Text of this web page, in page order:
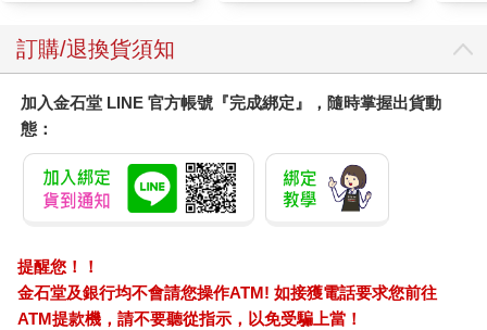
★南極★
◎航海日記：世界上最後一塊淨土
旅遊日期：2016/03/02～2016/03/11
【Winny畫重點】
．南極是全世界第五大洲，擁有地球上最寒冷，最乾燥的氣候。
．南極旅遊季節是十一月至三月。
．須通過全世界最險峻的德雷克海峽才能抵達南極大陸。
訂購/退換貨須知
加入金石堂 LINE 官方帳號『完成綁定』，隨時掌握出貨動
態：
提醒您！！
金石堂及銀行均不會請您操作ATM! 如接獲電話要求您前往
ATM提款機，請不要聽從指示，以免受騙上當！